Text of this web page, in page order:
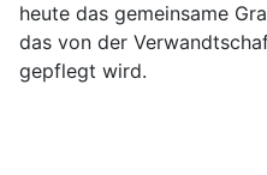
heute das gemeinsame
das von der
gepflegt wird.